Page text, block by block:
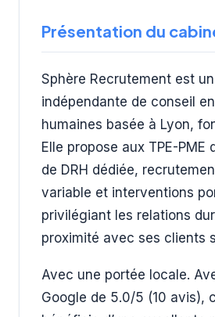
Présentation du
Sphère Recrutement est
indépendante de conseil
humaines basée à Lyon,
Elle propose aux TPE-PME
de DRH dédiée,
variable et interventions
privilégiant les relations
proximité avec ses clients
Avec une portée locale.
Google de 5.0/5 (10 avis),